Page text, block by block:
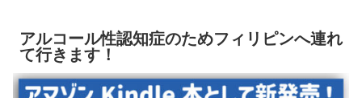
アルコール性認知症のためフィリピンへ連れ
て行きます！